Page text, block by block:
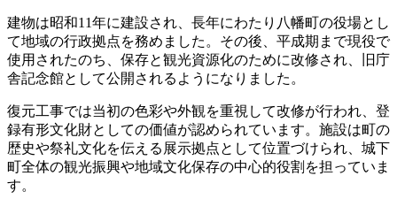
建物は昭和11年に建設され、長年にわたり八幡町の役場とし
て地域の行政拠点を務めました。その後、平成期まで現役で
使用されたのち、保存と観光資源化のために改修され、旧庁
舎記念館として公開されるようになりました。
復元工事では当初の色彩や外観を重視して改修が行われ、登
録有形文化財としての価値が認められています。施設は町の
歴史や祭礼文化を伝える展示拠点として位置づけられ、城下
町全体の観光振興や地域文化保存の中心的役割を担っていま
す。